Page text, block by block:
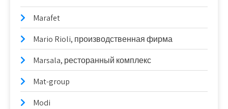
Marafet
Mario Rioli, производственная фирма
Marsala, ресторанный комплекс
Mat-group
Modi